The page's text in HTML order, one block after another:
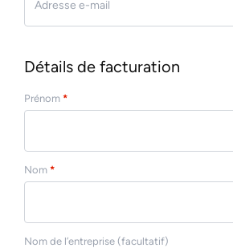
Détails de facturation
Prénom *
Nom *
Nom de l’entreprise (facultatif)